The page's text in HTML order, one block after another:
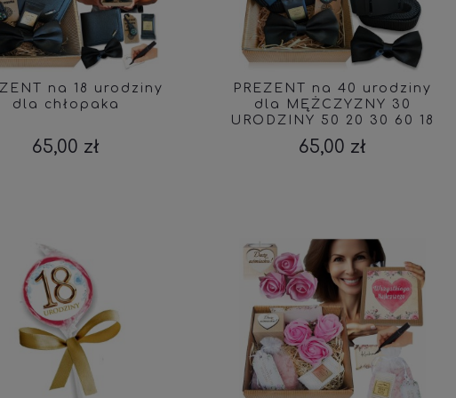
na 18 urodziny
dla chłopaka
65,00 zł
PREZENT na 40 urodziny
dla MĘŻCZYZNY 30
URODZINY 50 20 30 60 18
65,00 zł